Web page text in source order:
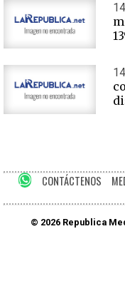
CONTÁCTENOS
© 2026 Republica